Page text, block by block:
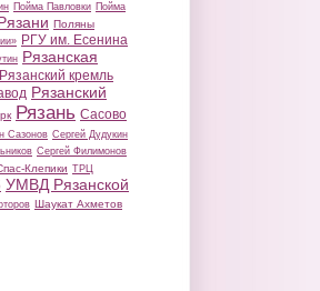
Пойма Павловки Пойма
Поляны
РГУ им. Есенина
Рязанская
Рязанский кремль
Рязанский
Рязань Сасово
Сазонов Сергей Дудукин
Сергей Филимонов
Клепики ТРЦ
УМВД Рязанской
Шаукат Ахметов